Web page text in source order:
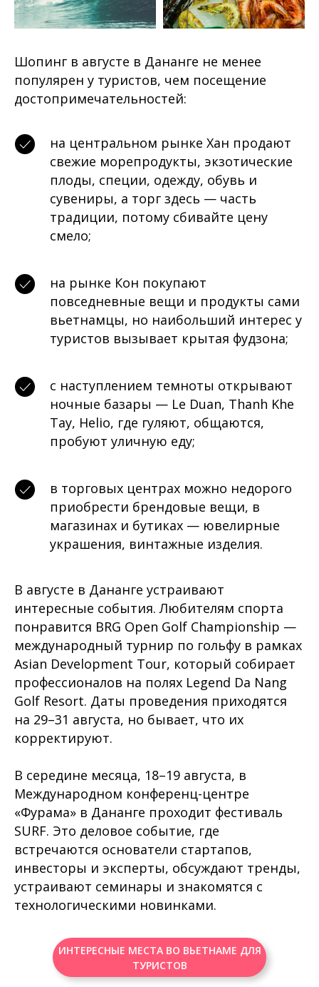
Шопинг в августе в Дананге не менее
популярен у туристов, чем посещение
достопримечательностей:
на центральном рынке Хан продают
свежие морепродукты, экзотические
плоды, специи, одежду, обувь и
сувениры, а торг здесь — часть
традиции, потому сбивайте цену
смело;
на рынке Кон покупают
повседневные вещи и продукты сами
вьетнамцы, но наибольший интерес у
туристов вызывает крытая фудзона;
с наступлением темноты открывают
ночные базары — Le Duan, Thanh Khe
Tay, Helio, где гуляют, общаются,
пробуют уличную еду;
в торговых центрах можно недорого
приобрести брендовые вещи, в
магазинах и бутиках — ювелирные
украшения, винтажные изделия.
В августе в Дананге устраивают
интересные события. Любителям спорта
понравится BRG Open Golf Championship —
международный турнир по гольфу в рамках
Asian Development Tour, который собирает
профессионалов на полях Legend Da Nang
Golf Resort. Даты проведения приходятся
на 29–31 августа, но бывает, что их
корректируют.
В середине месяца, 18–19 августа, в
Международном конференц-центре
«Фурама» в Дананге проходит фестиваль
SURF. Это деловое событие, где
встречаются основатели стартапов,
инвесторы и эксперты, обсуждают тренды,
устраивают семинары и знакомятся с
технологическими новинками.
ИНТЕРЕСНЫЕ МЕСТА ВО ВЬЕТНАМЕ ДЛЯ
ТУРИСТОВ